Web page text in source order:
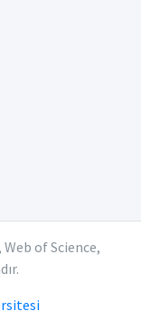
of Science,